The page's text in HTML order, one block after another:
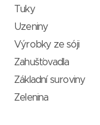
Tuky
Uzeniny
Výrobky ze sóji
Zahušťovadla
Základní suroviny
Zelenina